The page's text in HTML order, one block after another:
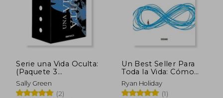
5% 5%
Serie una Vida Oculta:
(Paquete 3
Volúmenes y dos
Relatos)
Sally Green
(2)
Un Best Seller Para
Toda la Vida: Cómo
Crear y Vender Obras
Duraderas
Ryan Holiday
(1)